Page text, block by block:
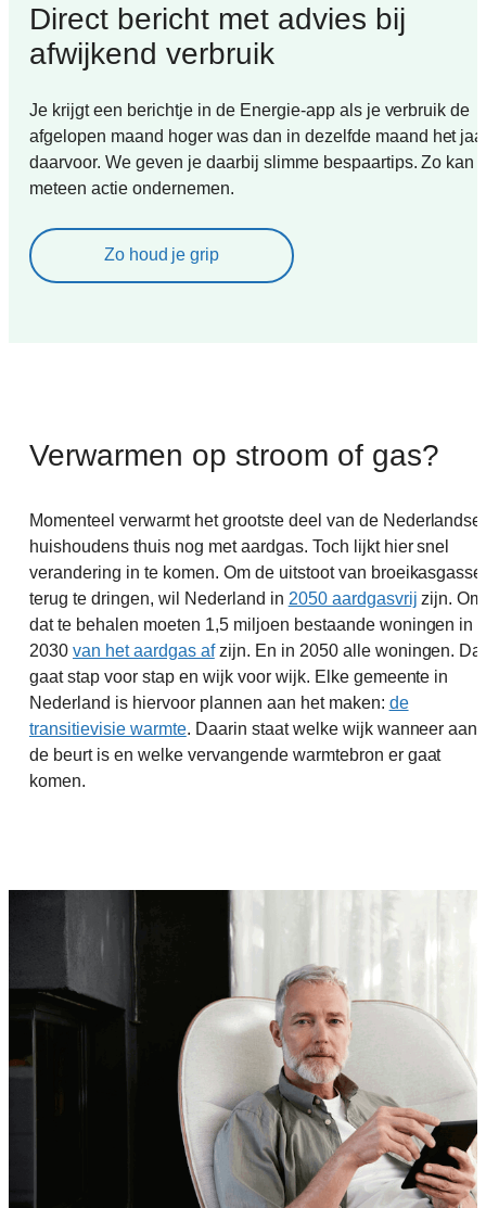
Direct bericht met advies bij
afwijkend verbruik
Je krijgt een berichtje in de Energie-app als je verbruik de
afgelopen maand hoger was dan in dezelfde maand het
daarvoor. We geven je daarbij slimme bespaartips. Zo kan
meteen actie ondernemen.
Zo houd je grip
Verwarmen op stroom of gas?
Momenteel verwarmt het grootste deel van de Nederlandse
huishoudens thuis nog met aardgas. Toch lijkt hier snel
verandering in te komen. Om de uitstoot van
terug te dringen, wil Nederland in 2050 aardgasvrij zijn. Om
dat te behalen moeten 1,5 miljoen bestaande woningen in
2030 van het aardgas afzijn. En in 2050 alle woningen. Dat
gaat stap voor stap en wijk voor wijk. Elke gemeente in
Nederland is hiervoor plannen aan het maken: de
transitievisie warmte. Daarin staat welke wijk wanneer aan
de beurt is en welke vervangende warmtebron er gaat
komen.